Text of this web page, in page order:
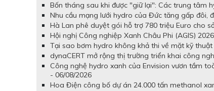
Bốn tháng sau khi được "giữ lại": Các trung tâm
Nhu cầu mạng lưới hydro của Đức tăng gấp đôi,
Hà Lan phê duyệt gói hỗ trợ 780 triệu Euro cho
Hội nghị Công nghiệp Xanh Châu Phi (AGIS)
Tại sao bơm hydro không khả thi về mặt kỹ
dynaCERT mở rộng thị trường triển khai công
Công nghệ hydro xanh của Envision vươn tầm
- 06/08/2026
Hoa Điện công bố dự án 24.000 tấn methanol